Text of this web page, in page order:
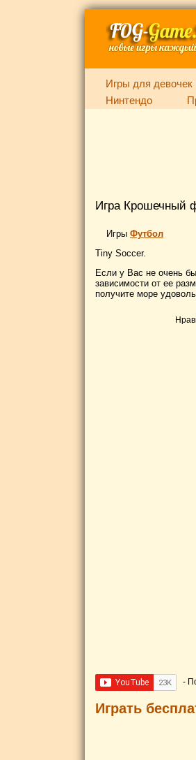
Игры для девочек
Нинтендо
Игра Крошечный
Игры Футбол
Tiny Soccer.
Если у Вас не очень
зависимости от ее
получите море
-
Играть